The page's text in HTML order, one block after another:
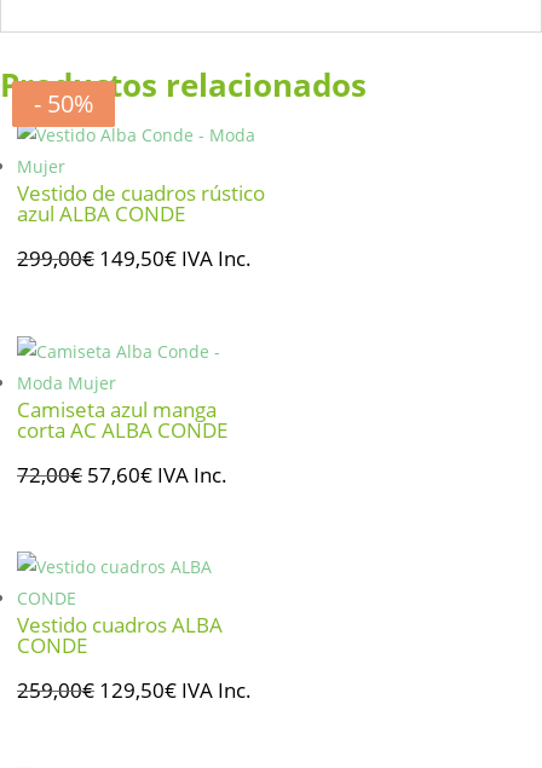
Productos relacionados
- 50%
Vestido de cuadros rústico
azul ALBA CONDE
299,00€ El
era:
299,00€.
149,50€El
es:
IVA Inc.
- 20%
Camiseta azul manga
corta AC ALBA CONDE
72,00€ El
era:
57,60€El
es:
IVA Inc.
- 50%
Vestido cuadros ALBA
CONDE
259,00€ El
129,50€ElIVA Inc.
- 50%